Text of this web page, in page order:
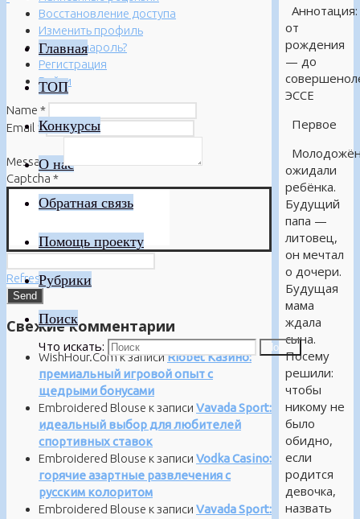
Главная
ТОП
Конкурсы
О нас
Обратная связь
Помощь проекту
Рубрики
Поиск
Что искать: Поиск
Аннотация:
от
рождения
— до
ЭССЕ
Первое
ожидали
ребёнка.
Будущий
папа —
литовец,
он мечтал
о дочери.
Будущая
мама
ждала
сына.
Посему
решили:
чтобы
никому не
было
обидно,
если
родится
девочка,
назвать
Восстановление доступа
Изменить профиль
Забыли пароль?
Регистрация
Войти
Name *
Email *
Message*
Captcha *
Refresh
Свежие комментарии
WishHour.Comк записиRiobet Казино:
премиальный игровой опыт с
щедрыми бонусами
Embroidered Blouse к записи Vavada Sport:
идеальный выбор для любителей
спортивных ставок
Embroidered Blouse к записи Vodka Casino:
горячие азартные развлечения с
русским колоритом
Embroidered Blouse к записи Vavada Sport: